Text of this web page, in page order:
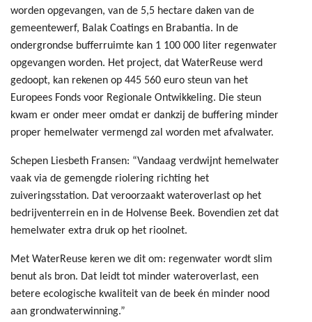
worden opgevangen, van de 5,5 hectare daken van de
gemeentewerf, Balak Coatings en Brabantia. In de
ondergrondse bufferruimte kan 1 100 000 liter regenwater
opgevangen worden. Het project, dat WaterReuse werd
gedoopt, kan rekenen op 445 560 euro steun van het
Europees Fonds voor Regionale Ontwikkeling. Die steun
kwam er onder meer omdat er dankzij de buffering minder
proper hemelwater vermengd zal worden met afvalwater.
Schepen Liesbeth Fransen: “Vandaag verdwijnt hemelwater
vaak via de gemengde riolering richting het
zuiveringsstation. Dat veroorzaakt wateroverlast op het
bedrijventerrein en in de Holvense Beek. Bovendien zet dat
hemelwater extra druk op het rioolnet.
Met WaterReuse keren we dit om: regenwater wordt slim
benut als bron. Dat leidt tot minder wateroverlast, een
betere ecologische kwaliteit van de beek én minder nood
aan grondwaterwinning.”